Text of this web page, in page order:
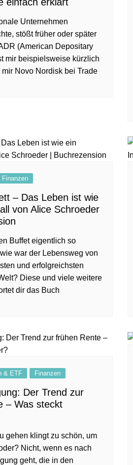
Unternehmen
stößt früher oder später
(American Depositary
mir beispielsweise kürzlich
Novo Nordisk bei Trade
Finanzen
– Das Leben ist wie
von Alice Schroeder
Buffet eigentlich so
war der Lebensweg von
und erfolgreichsten
Diese und viele weitere
dir das Buch
& ETF Finanzen
Der Trend zur
– Was steckt
gehen klingt zu schön, um
Nicht, wenn es nach
geht, die in den